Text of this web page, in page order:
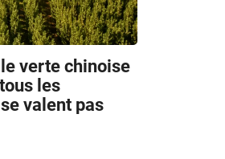
verte chinoise
les
valent pas